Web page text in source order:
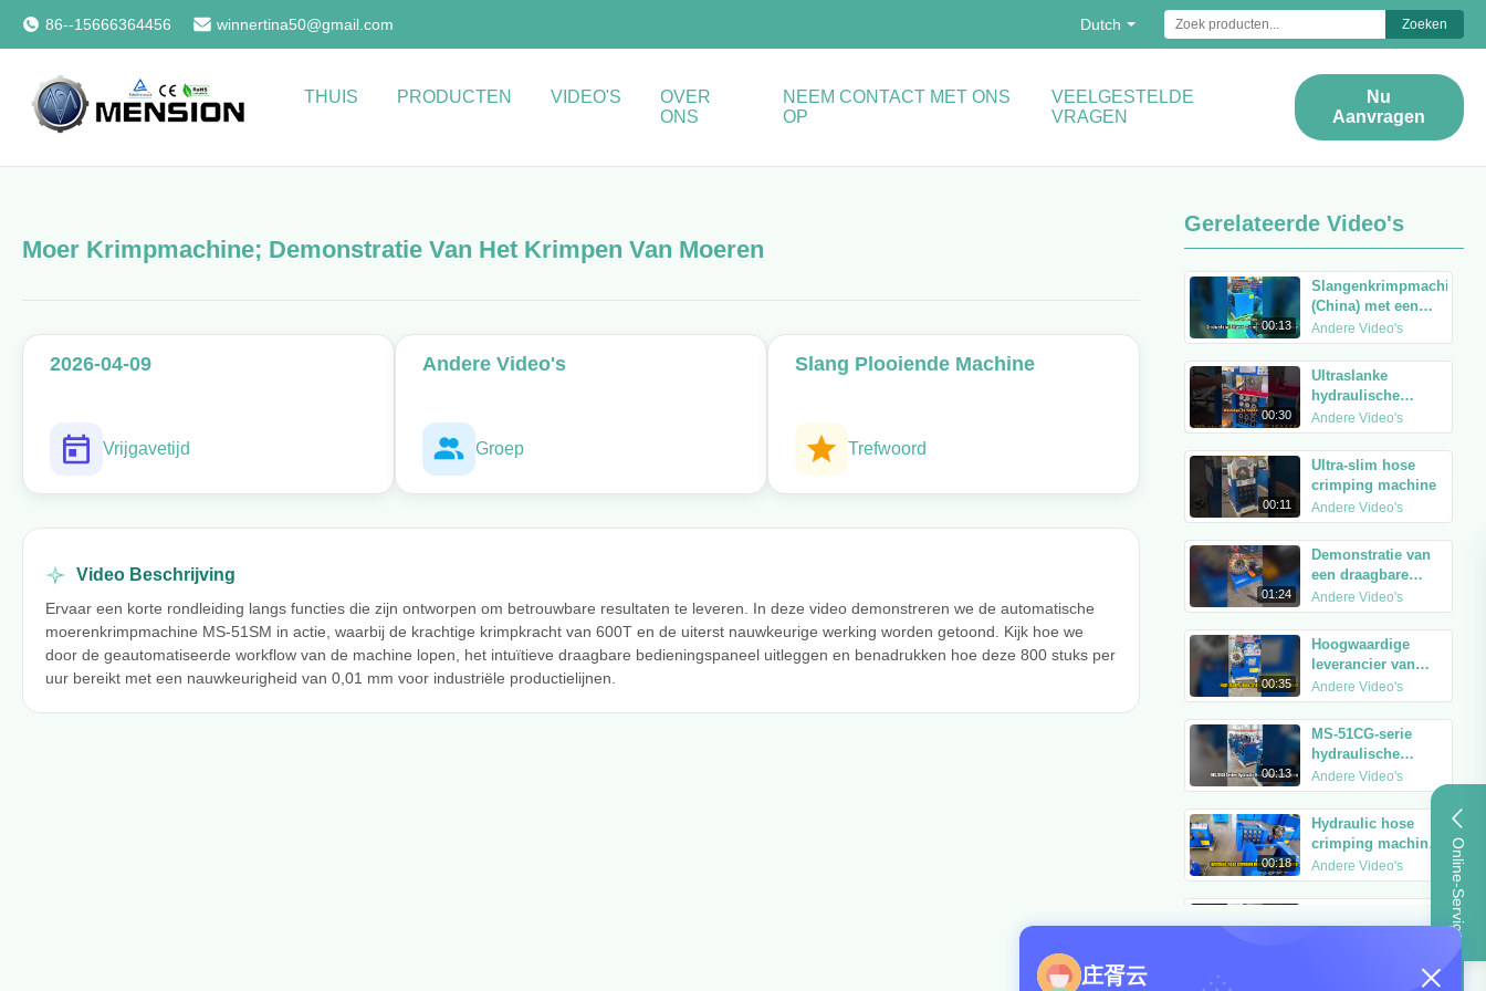
86--15666364456 winnertina50@gmail.com Dutch Zoeken
THUIS PRODUCTEN VIDEO'S
OVER
ONS
NEEM CONTACT MET ONS
OP
VEELGESTELDE
VRAGEN
Nu
Aanvragen
Online-Service
Moer Krimpmachine; Demonstratie Van Het Krimpen Van Moeren
2026-04-09
Vrijgavetijd
Andere Video's
Groep
Slang Plooiende Machine
Trefwoord
Video Beschrijving
Ervaar een korte rondleiding langs functies die zijn ontworpen om betrouwbare resultaten te leveren. In deze video demonstreren we de automatische
moerenkrimpmachine MS-51SM in actie, waarbij de krachtige krimpkracht van 600T en de uiterst nauwkeurige werking worden getoond. Kijk hoe we
door de geautomatiseerde workflow van de machine lopen, het intuïtieve draagbare bedieningspaneel uitleggen en benadrukken hoe deze 800 stuks per
uur bereikt met een nauwkeurigheid van 0,01 mm voor industriële productielijnen.
Gerelateerde Video's
00:13
Slangenkrimpmachine
(China) met een
krimpbereik van 2
tot 6 inch,
verkrijgbaar tegen
fabrieksprijs.
Andere Video's
00:30
Ultraslanke
hydraulische
slangenkrimpmachine
Andere Video's
00:11
Ultra-slim hose
crimping machine
Andere Video's
01:24
Demonstratie van
een draagbare
hydraulische
slangknijpermachine
van 12–24 V
Andere Video's
00:35
Hoogwaardige
leverancier van
slangkrimpmachines
Andere Video's
00:13
MS-51CG-serie
hydraulische
slangkrimpmachines
verpakt en klaar
voor verzending
Andere Video's
00:18
Hydraulic hose
crimping machine
MS-51KH packed
and ready for
shipment.
Andere Video's
庄胥云